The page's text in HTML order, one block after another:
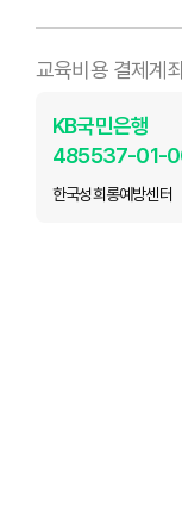
교육비용 결제계
KB국민은행
485537-01-
한국성희롱예방센터